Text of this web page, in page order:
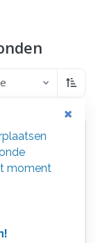
moment